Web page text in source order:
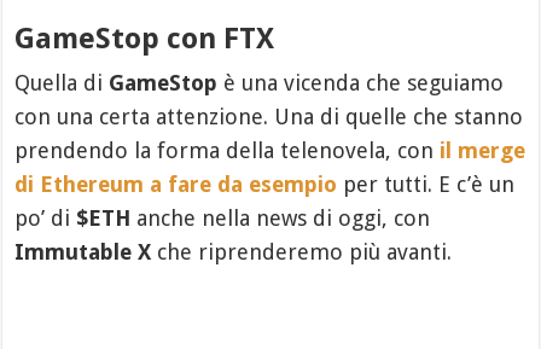
GameStop con FTX
Quella di GameStop è una vicenda che seguiamo
con una certa attenzione. Una di quelle che stanno
prendendo la forma della telenovela, con il merge
di Ethereum a fare da esempio per tutti. E c’è un
po’ di $ETH anche nella news di oggi, con
Immutable X che riprenderemo più avanti.